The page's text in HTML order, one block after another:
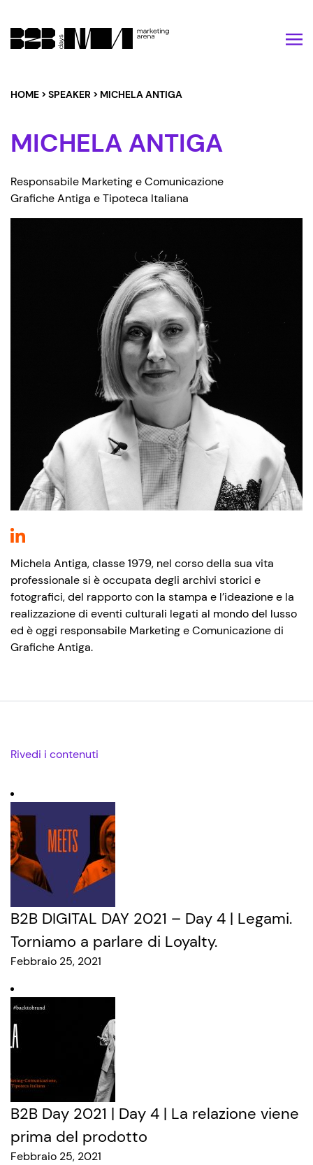
HOME > SPEAKER > MICHELA ANTIGA
MICHELA ANTIGA
Responsabile Marketing e Comunicazione
Grafiche Antiga e Tipoteca Italiana
Michela Antiga, classe 1979, nel corso della sua vita
professionale si è occupata degli archivi storici e
fotografici, del rapporto con la stampa e l’ideazione e la
realizzazione di eventi culturali legati al mondo del lusso
ed è oggi responsabile Marketing e Comunicazione di
Grafiche Antiga.
Rivedi i contenuti
B2B DIGITAL DAY 2021 – Day 4 | Legami.
Torniamo a parlare di Loyalty.
Febbraio 25, 2021
B2B Day 2021 | Day 4 | La relazione viene
prima del prodotto
Febbraio 25, 2021